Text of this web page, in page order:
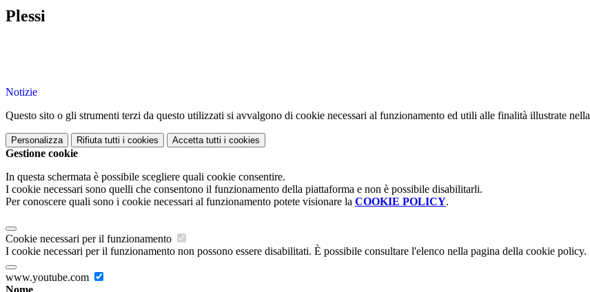
Plessi
Notizie
Questo sito o gli strumenti terzi da questo utilizzati si avvalgono di cookie necessari al funzionamento ed utili alle finalità illustrate nella
Personalizza Rifiuta tutti i cookies Accetta tutti i cookies
Gestione cookie
In questa schermata è possibile scegliere quali cookie consentire.
I cookie necessari sono quelli che consentono il funzionamento della piattaforma e non è possibile disabilitarli.
Per conoscere quali sono i cookie necessari al funzionamento potete visionare la COOKIE POLICY.
Cookie necessari per il funzionamento
I cookie necessari per il funzionamento non possono essere disabilitati. È possibile consultare l'elenco nella pagina della cookie policy.
www.youtube.com